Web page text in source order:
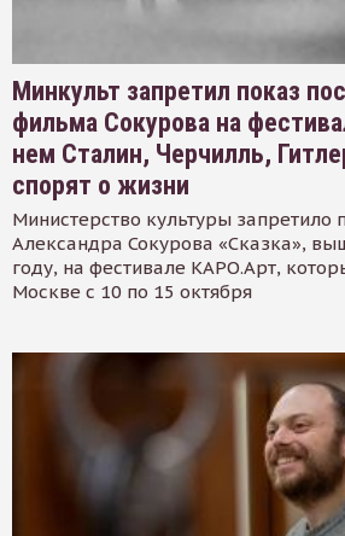
Минкульт запретил показ
фильма Сокурова на
нем Сталин, Черчилль,
спорят о жизни
Министерство культуры запретило
Александра Сокурова «Сказка»,
году, на фестивале КАРО.Арт,
Москве с 10 по 15 октября